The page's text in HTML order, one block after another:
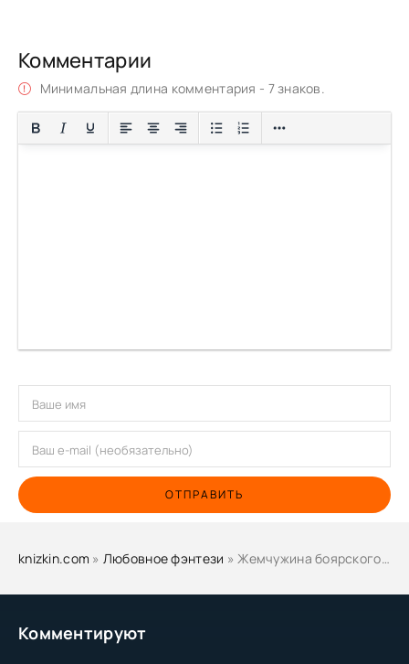
Комментируют
Комментарии
Минимальная длина комментария - 7 знаков.
ОТПРАВИТЬ
knizkin.com » Любовное фэнтези » Жемчужина боярского рода. Часть 1 - Джейд Дэвлин